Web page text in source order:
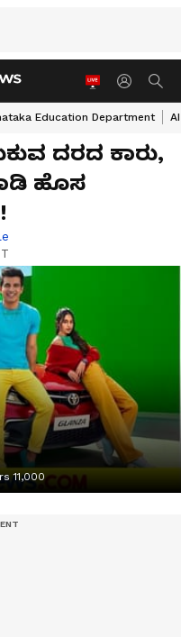
Education Department
ದರದ ಕಾರು,
ಹೊಸ
11,000